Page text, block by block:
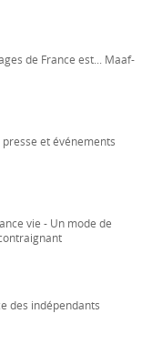
de France est... Maaf-
et événements
vie - Un mode de
des indépendants